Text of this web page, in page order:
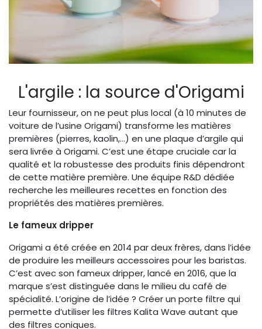
L'argile : la source d'Origami
Leur fournisseur, on ne peut plus local (à 10 minutes de
voiture de l’usine Origami) transforme les matières
premières (pierres, kaolin,…) en une plaque d’argile qui
sera livrée à Origami. C’est une étape cruciale car la
qualité et la robustesse des produits finis dépendront
de cette matière première. Une équipe R&D dédiée
recherche les meilleures recettes en fonction des
propriétés des matières premières.
Le fameux dripper
Origami a été créée en 2014 par deux frères, dans l’idée
de produire les meilleurs accessoires pour les baristas.
C’est avec son fameux dripper, lancé en 2016, que la
marque s’est distinguée dans le milieu du café de
spécialité. L’origine de l’idée ? Créer un porte filtre qui
permette d’utiliser les filtres Kalita Wave autant que
des filtres coniques.